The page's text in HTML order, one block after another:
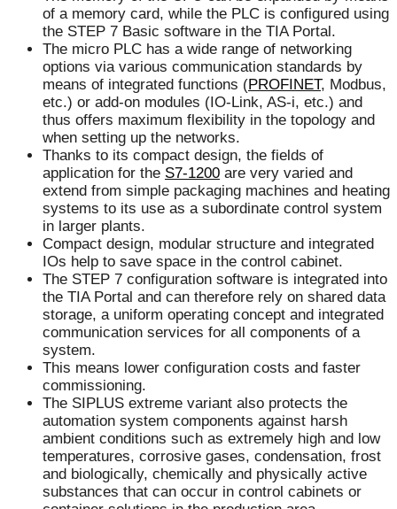
of a memory card, while the PLC is configured using
the STEP 7 Basic software in the TIA Portal.
The micro PLC has a wide range of networking
options via various communication standards by
means of integrated functions (PROFINET, Modbus,
etc.) or add-on modules (IO-Link, AS-i, etc.) and
thus offers maximum flexibility in the topology and
when setting up the networks.
Thanks to its compact design, the fields of
application for the S7-1200 are very varied and
extend from simple packaging machines and heating
systems to its use as a subordinate control system
in larger plants.
Compact design, modular structure and integrated
IOs help to save space in the control cabinet.
The STEP 7 configuration software is integrated into
the TIA Portal and can therefore rely on shared data
storage, a uniform operating concept and integrated
communication services for all components of a
system.
This means lower configuration costs and faster
commissioning.
The SIPLUS extreme variant also protects the
automation system components against harsh
ambient conditions such as extremely high and low
temperatures, corrosive gases, condensation, frost
and biologically, chemically and physically active
substances that can occur in control cabinets or